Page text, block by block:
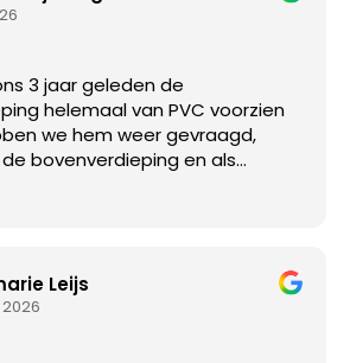
3 jaar geleden de
helemaal van PVC voorzien
we hem weer gevraagd,
bovenverdieping en als
is
Leijs